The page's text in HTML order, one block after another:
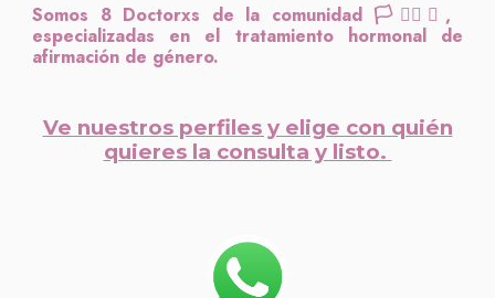
Somos 8 Doctorxs de la comunidad 🏳️‍⚧️🏳️‍🌈,
especializadas en el tratamiento hormonal de
afirmación de género.
Ve nuestros perfiles y elige con quién
quieres la consulta y listo.